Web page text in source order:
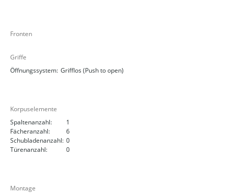
Fronten
Griffe
Öffnungssystem: Grifflos (Push to open)
Korpuselemente
Spaltenanzahl:
1
Fächeranzahl:
6
Schubladenanzahl: 0
Türenanzahl:
0
Montage